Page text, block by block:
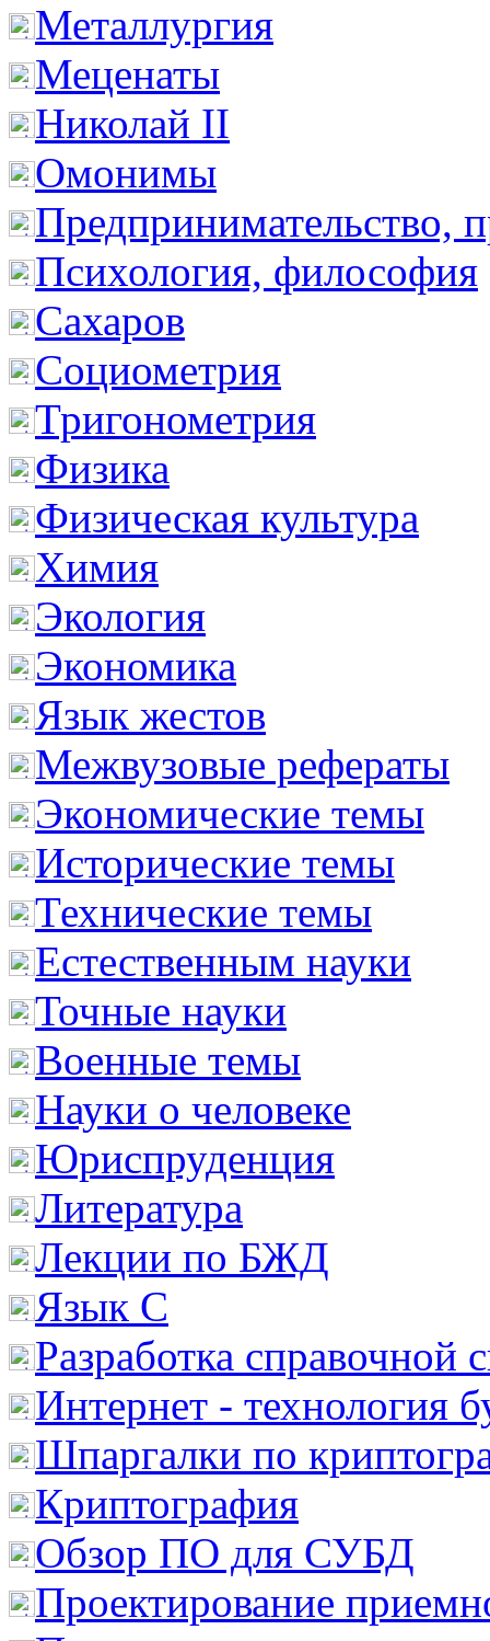
Металлургия
Меценаты
Николай II
Омонимы
Предпринимательство,
Психология, философия
Сахаров
Социометрия
Тригонометрия
Физика
Физическая культура
Химия
Экология
Экономика
Язык жестов
Межвузовые рефераты
Экономические темы
Исторические темы
Технические темы
Естественным науки
Точные науки
Военные темы
Науки о человеке
Юриспруденция
Литература
Лекции по БЖД
Язык С
Разработка справочной
Интернет - технология
Шпаргалки по
Криптография
Обзор ПО для СУБД
Проектирование